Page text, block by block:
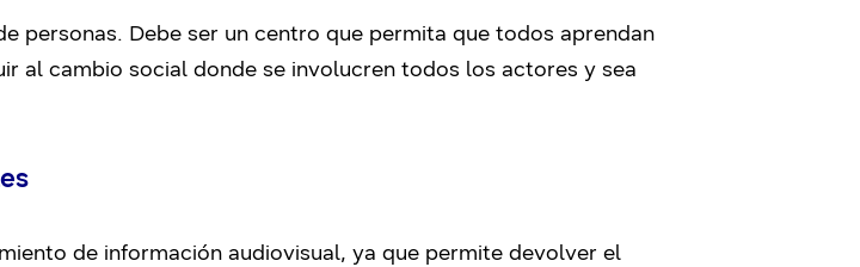
personas. Debe ser un centro que permita que todos aprendan
al cambio social donde se involucren todos los actores y sea
de información audiovisual, ya que permite devolver el